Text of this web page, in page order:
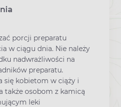
porcji preparatu
w ciągu dnia. Nie należy
nadwrażliwości na
preparatu.
się kobietom w ciąży i
także osobom z kamicą
leki